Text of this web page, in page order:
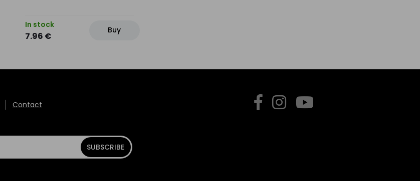
In stock
7.96 €
Buy
Contact
SUBSCRIBE